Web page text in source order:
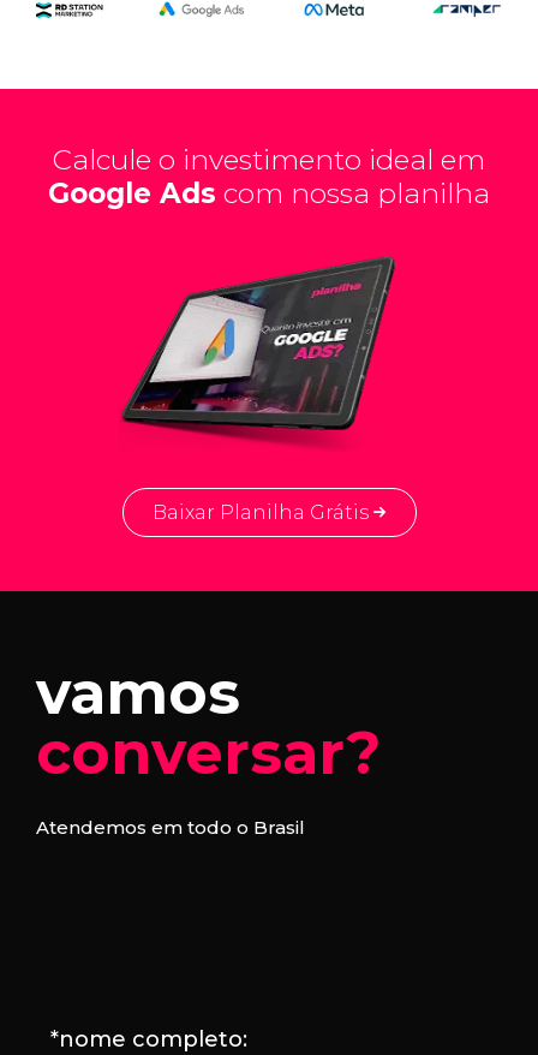
Calcule o investimento ideal em
Google Ads com nossa planilha
Baixar Planilha Grátis
vamos
conversar?
Atendemos em todo o Brasil
*nome completo: